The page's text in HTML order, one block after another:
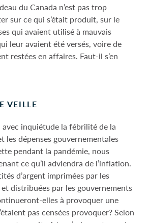
du Canada n’est pas trop
sur ce qui s’était produit, sur le
qui avaient utilisé à mauvais
leur avaient été versés, voire de
restées en affaires. Faut-il s’en
VEILLE
inquiétude la fébrilité de la
les dépenses gouvernementales
pendant la pandémie, nous
ce qu’il adviendra de l’inflation.
d’argent imprimées par les
distribuées par les gouvernements
elles à provoquer une
pas censées provoquer? Selon